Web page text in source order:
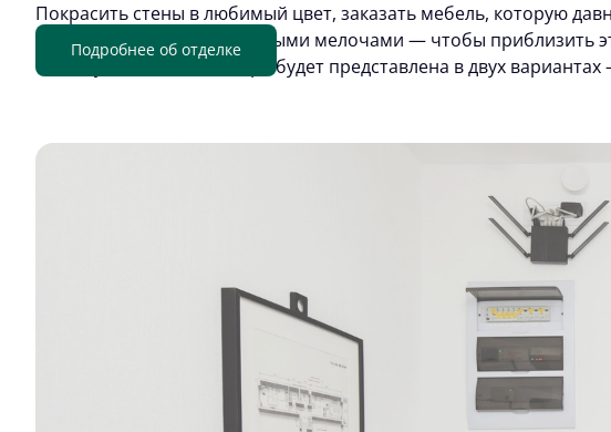
Покрасить стены в любимый цвет, заказать мебель, которую
обживать квартиру приятными мелочами — чтобы приблизить
отделку. Цветовая палитра будет представлена в двух
Подробнее об отделке